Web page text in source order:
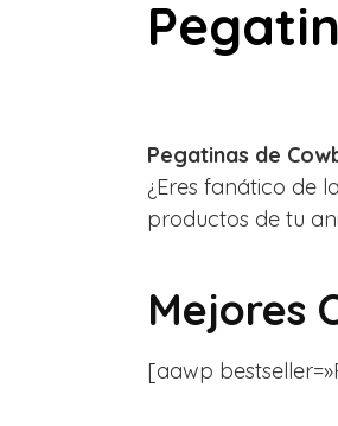
Pegatinas de
¿Eres fanático de
productos de tu
Mejores
[aawp